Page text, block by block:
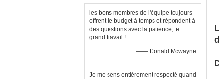
les bons membres de l'équipe toujours
offrent le budget à temps et répondent à
des questions avec la patience, le
grand travail !
—— Donald Mcwayne
Je me sens entièrement respecté quand